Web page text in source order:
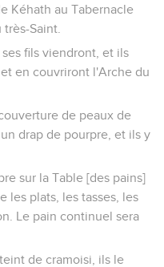
Kéhath au Tabernacle
Saint.
fils viendront, et ils
en couvriront l'Arche du
de peaux de
drap de pourpre, et ils y
sur la Table [des pains]
les plats, les tasses, les
Le pain continuel sera
de cramoisi, ils le